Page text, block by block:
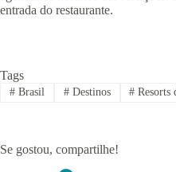
entrada do restaurante.
Tags
#Brasil #Destinos # Resorts
Se gostou, compartilhe!